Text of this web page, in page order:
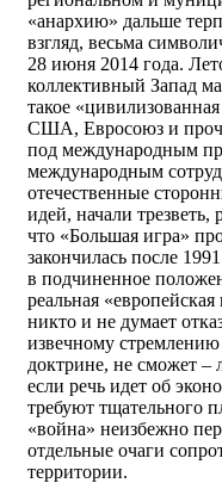
«анархию» дальше
взгляд, весьма
28 июня 2014 года.
коллективный Запад
такое
США, Евросоюз и
под международным
международным
отечественные
идей, начали трезветь,
что «Большая игра»
закончилась после
в подчиненное
реальная
никто и не думает
извечному стремлению
доктрине, не сможет
если речь идет об
требуют тщательного
«война» неизбежно
отдельные очаги
территории.